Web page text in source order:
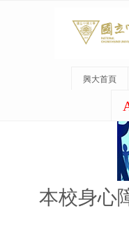
興大首頁
本校身心